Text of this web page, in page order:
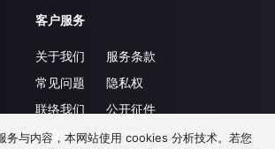
客户服务
关于我们
常见问题
联络我们
升级VIP
服务条款
隐私权
公开征件
合作洽談
务与内容，本网站使用 cookies 分析技术。若您